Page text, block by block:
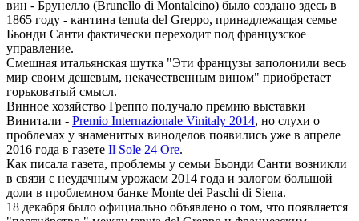
вин - Брунелло (Brunello di Montalcino) было создано здесь в
1865 году - кантина tenuta del Greppo, принадлежащая семье
Бьонди Санти фактически переходит под французское
управление.
Смешная итальянская шутка "Эти французы заполонили весь
мир своим дешевым, некачественным вином" приобретает
горьковатый смысл.
Винное хозяйство Греппо получало премию выставки
Винитали - Premio Internazionale Vinitaly 2014, но слухи о
проблемах у знаменитых виноделов появились уже в апреле
2016 года в газете Il Sole 24 Ore.
Как писала газета, проблемы у семьи Бьонди Санти возникли
в связи с неудачным урожаем 2014 года и залогом большой
доли в проблемном банке Monte dei Paschi di Siena.
18 декабря было официально объявлено о том, что появляется